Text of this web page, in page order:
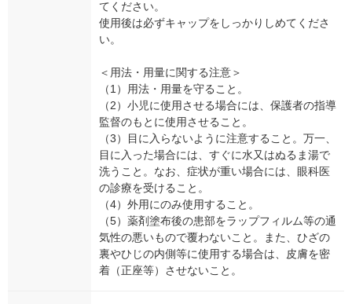
てください。
使用後は必ずキャップをしっかりしめてくださ
い。
＜用法・用量に関する注意＞
（1）用法・用量を守ること。
（2）小児に使用させる場合には、保護者の指導
監督のもとに使用させること。
（3）目に入らないように注意すること。万一、
目に入った場合には、すぐに水又はぬるま湯で
洗うこと。なお、症状が重い場合には、眼科医
の診療を受けること。
（4）外用にのみ使用すること。
（5）薬剤塗布後の患部をラップフィルム等の通
気性の悪いもので覆わないこと。また、ひざの
裏やひじの内側等に使用する場合は、皮膚を密
着（正座等）させないこと。